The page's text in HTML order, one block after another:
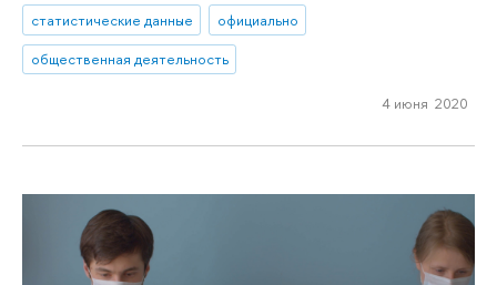
статистические данные
официально
общественная деятельность
4 июня 2020